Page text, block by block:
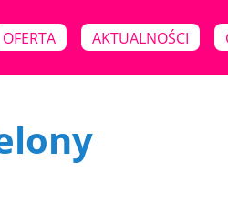
OFERTA AKTUALNOŚCI